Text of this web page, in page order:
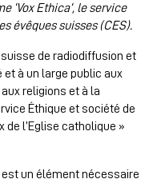
‘Vox Ethica‘, le service
évêques suisses (CES).
de radiodiffusion et
à un large public aux
religions et à la
Éthique et société de
de l’Eglise catholique »
un élément nécessaire